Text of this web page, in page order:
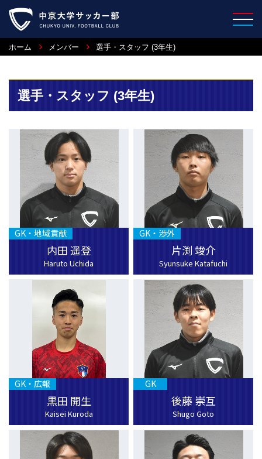
ホーム メンバー 選手・スタッフ (3年生)
選手・スタッフ (3年生)
内田 遥登
Haruto Uchida
GK・地域貢献
片渕 竣介
Syunsuke Katafuchi
GK・渉外
黒田 開生
Kaisei Kuroda
GK・広報
後藤 崇互
Shugo Goto
GK